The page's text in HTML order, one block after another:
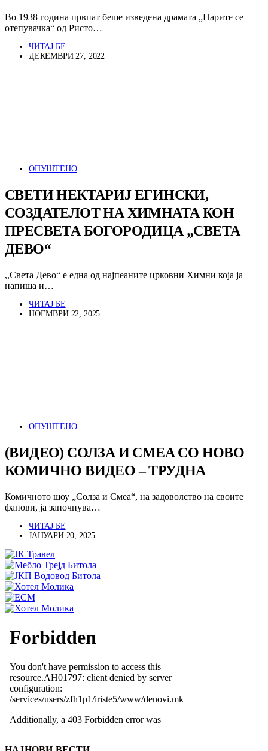
Во 1938 година првпат беше изведена драмата „Парите се
отепувачка“ од Ристо…
ЧИТАЈ БЕ
ДЕКЕМВРИ 27, 2022
ОПУШТЕНО
СВЕТИ НЕКТАРИЈ ЕГИНСКИ,
СОЗДАТЕЛОТ НА ХИМНАТА КОН
ПРЕСВЕТА БОГОРОДИЦА „СВЕТА
ДЕВО“
,,Света Дево“ е една од најпеаните црковни Химни која ја
напиша и…
ЧИТАЈ БЕ
НОЕМВРИ 22, 2025
ОПУШТЕНО
(ВИДЕО) СОЛЗА И СМЕА СО НОВО
КОМИЧНО ВИДЕО – ТРУДНА
Комичното шоу „Солза и Смеа“, на задоволство на своите
фанови, ја започнува…
ЧИТАЈ БЕ
ЈАНУАРИ 20, 2025